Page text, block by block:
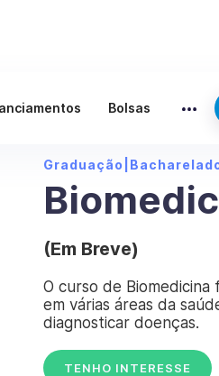
Bolsas
Graduação
(Em Breve)
O curso de
em várias áreas da
diagnosticar doenças.
TENHO INTERESSE